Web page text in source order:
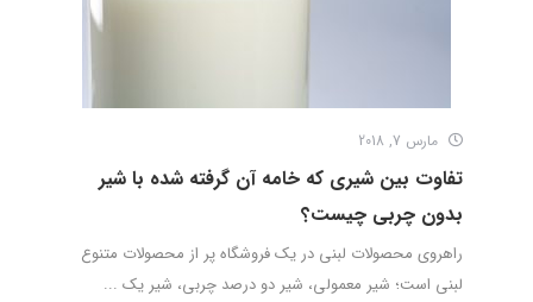
مارس 7, 2018
تفاوت بین شیری که خامه آن گرفته شده با شیر
بدون چربی چیست؟
راهروی محصولات لبنی در یک فروشگاه پر از محصولات متنوع
لبنی است؛ شیر معمولی، شیر دو درصد چربی، شیر یک ...